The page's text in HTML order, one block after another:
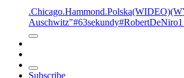
.Chicago.Hammond.Polska(WIDEO)
Auschwitz"#63sekundy#RobertDeNiro
Subscribe